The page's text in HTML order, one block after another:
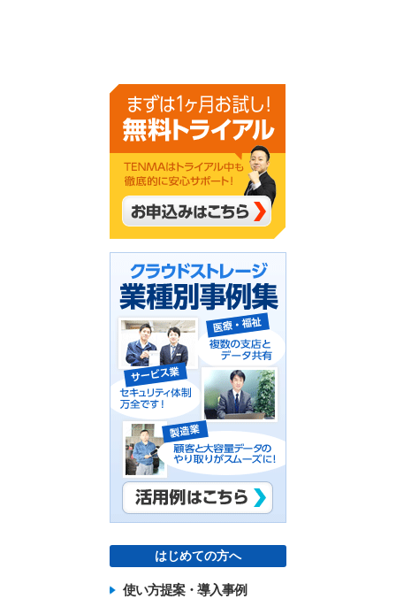
はじめての方へ
使い方提案・導入事例